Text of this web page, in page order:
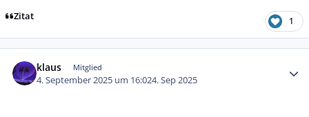
Zitat 1
klaus Mitglied
4. September 2025 um 16:024. Sep 2025